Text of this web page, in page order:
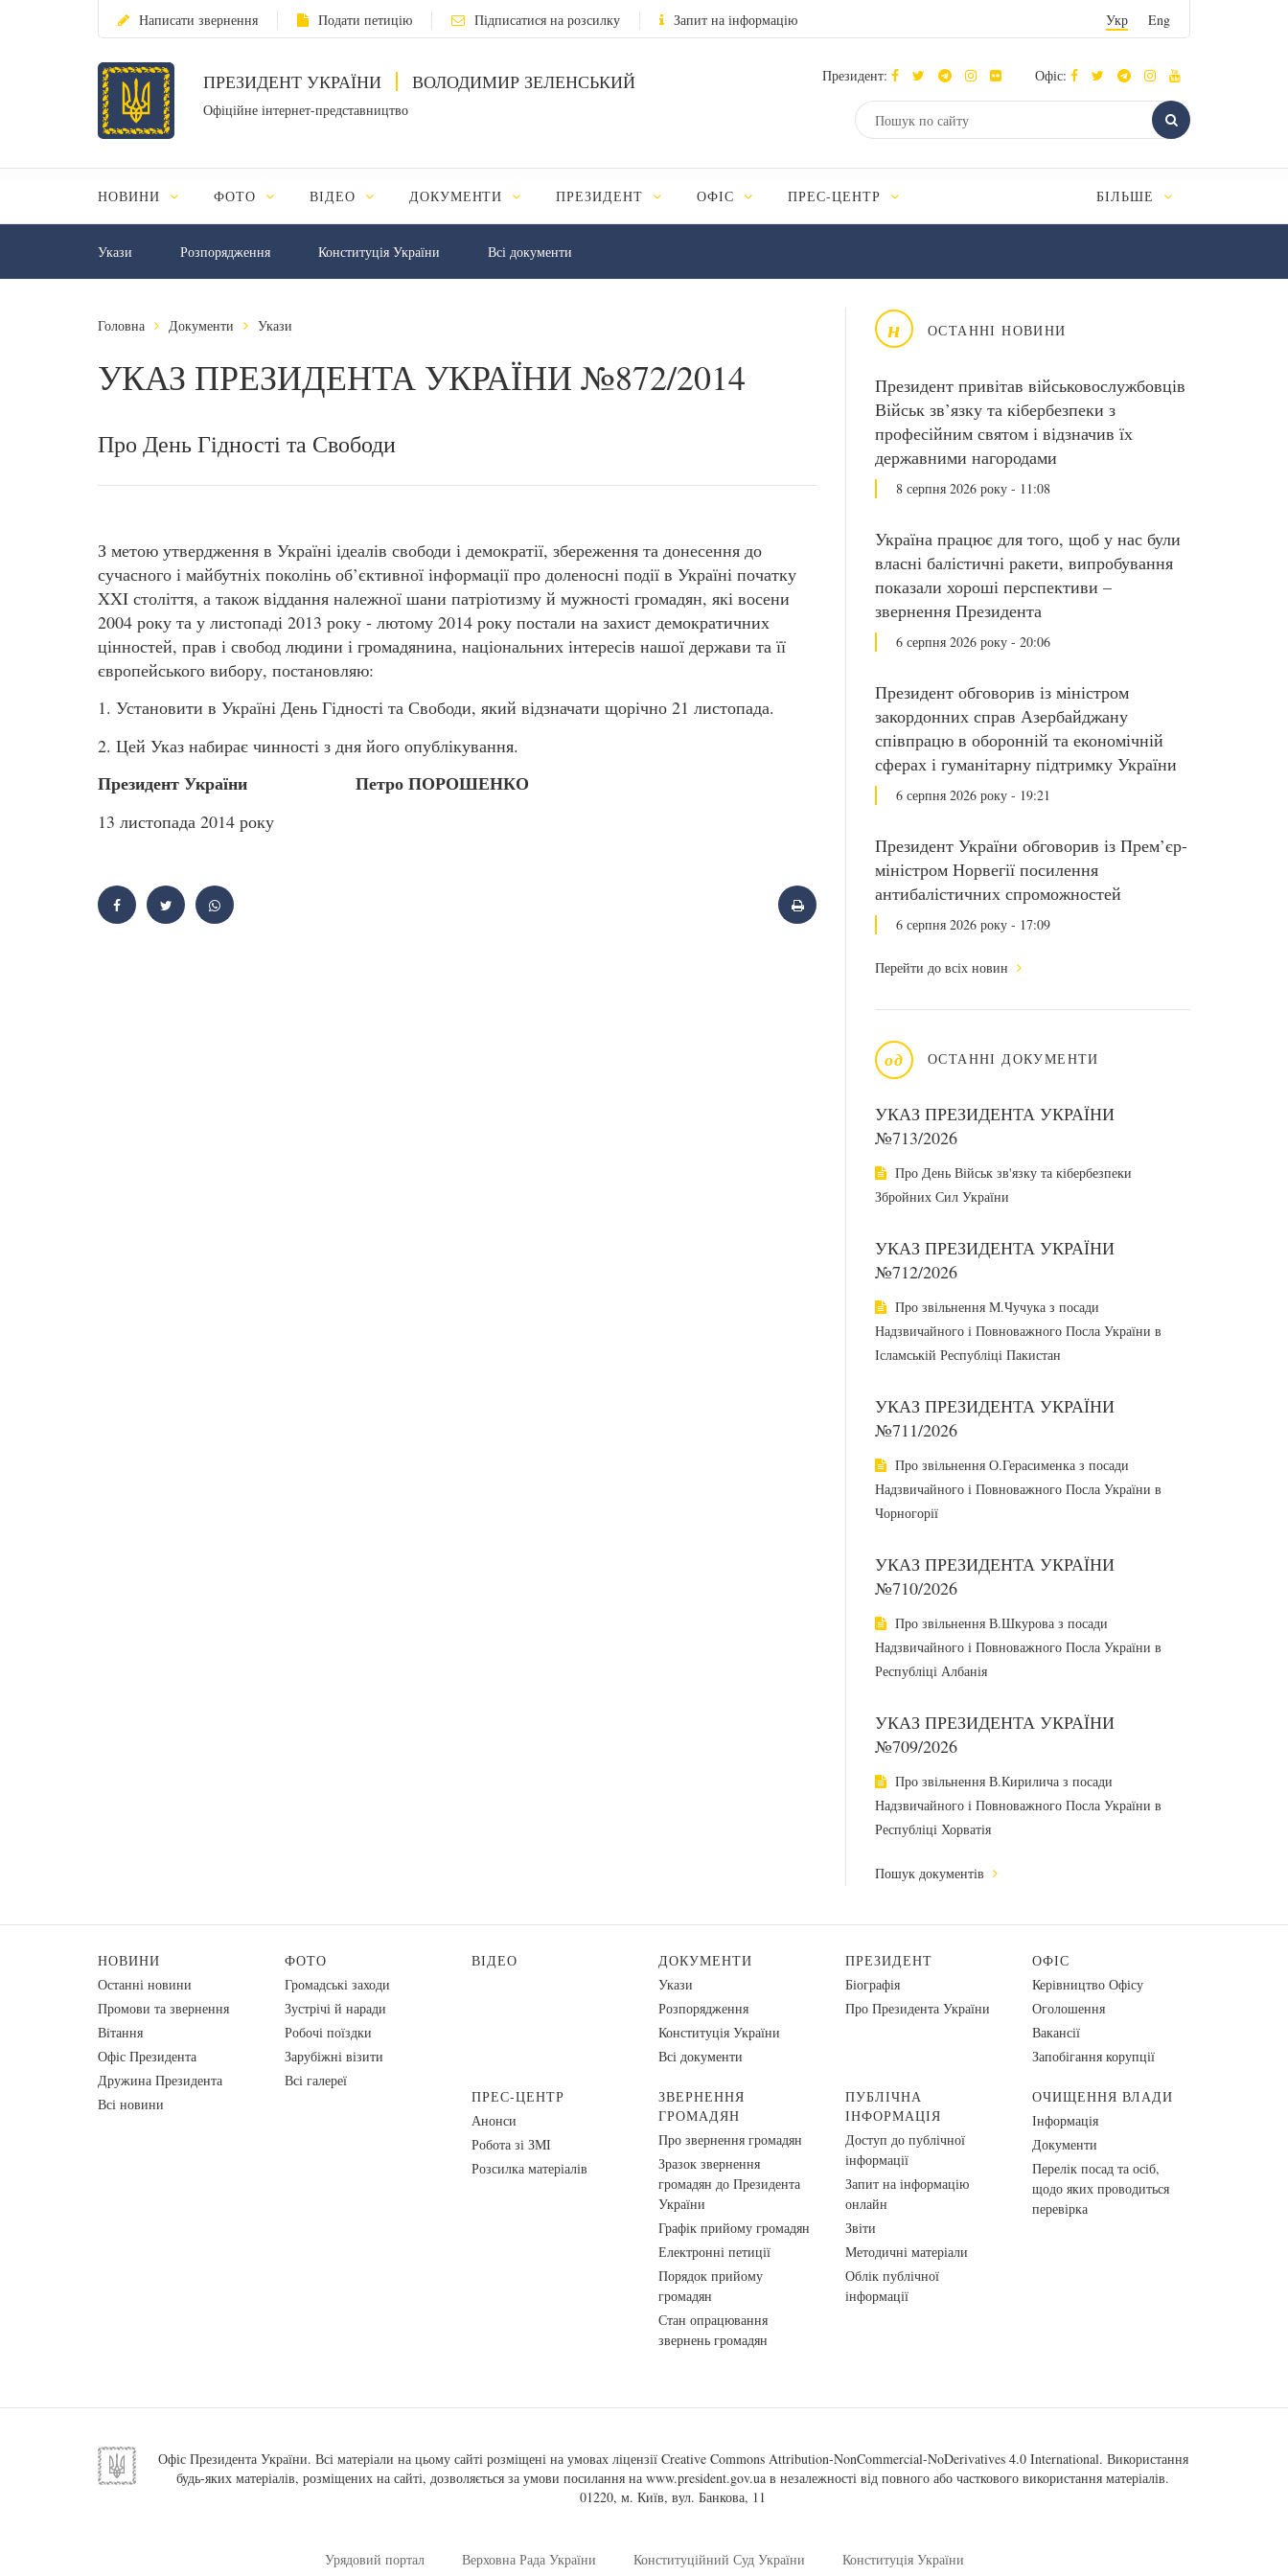
Написати звернення Подати петицію Підписатися на розсилку Запит на інформацію Укр Eng
ПРЕЗИДЕНТ УКРАЇНИ ВОЛОДИМИР ЗЕЛЕНСЬКИЙ
Офіційне інтернет-представництво
Президент: Офіс:
НОВИНИ ФОТО ВІДЕО ДОКУМЕНТИ ПРЕЗИДЕНТ ОФІС ПРЕС-ЦЕНТР БІЛЬШЕ
Укази Розпорядження Конституція України Всі документи
н ОСТАННІ НОВИНИ
Президент привітав військовослужбовців
Військ зв’язку та кібербезпеки з
професійним святом і відзначив їх
державними нагородами
8 серпня 2026 року - 11:08
Україна працює для того, щоб у нас були
власні балістичні ракети, випробування
показали хороші перспективи –
звернення Президента
6 серпня 2026 року - 20:06
Президент обговорив із міністром
закордонних справ Азербайджану
співпрацю в оборонній та економічній
сферах і гуманітарну підтримку України
6 серпня 2026 року - 19:21
Президент України обговорив із Прем’єр-
міністром Норвегії посилення
антибалістичних спроможностей
6 серпня 2026 року - 17:09
Перейти до всіх новин
од ОСТАННІ ДОКУМЕНТИ
УКАЗ ПРЕЗИДЕНТА УКРАЇНИ
№713/2026
Про День Військ зв'язку та кібербезпеки
Збройних Сил України
УКАЗ ПРЕЗИДЕНТА УКРАЇНИ
№712/2026
Про звільнення М.Чучука з посади
Надзвичайного і Повноважного Посла України в
Ісламській Республіці Пакистан
УКАЗ ПРЕЗИДЕНТА УКРАЇНИ
№711/2026
Про звільнення О.Герасименка з посади
Надзвичайного і Повноважного Посла України в
Чорногорії
УКАЗ ПРЕЗИДЕНТА УКРАЇНИ
№710/2026
Про звільнення В.Шкурова з посади
Надзвичайного і Повноважного Посла України в
Республіці Албанія
УКАЗ ПРЕЗИДЕНТА УКРАЇНИ
№709/2026
Про звільнення В.Кирилича з посади
Надзвичайного і Повноважного Посла України в
Республіці Хорватія
Пошук документів
Головна Документи Укази
УКАЗ ПРЕЗИДЕНТА УКРАЇНИ №872/2014
Про День Гідності та Свободи
З метою утвердження в Україні ідеалів свободи і демократії, збереження та донесення до
сучасного і майбутніх поколінь об’єктивної інформації про доленосні події в Україні початку
XXI століття, а також віддання належної шани патріотизму й мужності громадян, які восени
2004 року та у листопаді 2013 року - лютому 2014 року постали на захист демократичних
цінностей, прав і свобод людини і громадянина, національних інтересів нашої держави та її
європейського вибору, постановляю:
1. Установити в Україні День Гідності та Свободи, який відзначати щорічно 21 листопада.
2. Цей Указ набирає чинності з дня його опублікування.
Президент України Петро ПОРОШЕНКО
13 листопада 2014 року
НОВИНИ
Останні новини
Промови та звернення
Вiтання
Офіс Президента
Дружина Президента
Всі новини
ФОТО
Громадські заходи
Зустрічі й наради
Робочі поїздки
Зарубіжні візити
Всі галереї
ВІДЕО
ДОКУМЕНТИ
Укази
Розпорядження
Конституція України
Всі документи
ПРЕЗИДЕНТ
Біографія
Про Президента України
ОФІС
Керівництво Офісу
Оголошення
Вакансії
Запобігання корупції
ПРЕС-ЦЕНТР
Анонси
Робота зі ЗМІ
Розсилка матеріалів
ЗВЕРНЕННЯ
ГРОМАДЯН
Про звернення громадян
Зразок звернення
громадян до Президента
України
Графік прийому громадян
Електронні петиції
Порядок прийому
громадян
Стан опрацювання
звернень громадян
ПУБЛІЧНА
ІНФОРМАЦІЯ
Доступ до публічної
інформації
Запит на інформацію
онлайн
Звіти
Методичні матеріали
Облік публічної
інформації
ОЧИЩЕННЯ ВЛАДИ
Інформація
Документи
Перелік посад та осіб,
щодо яких проводиться
перевірка
Офіс Президента України. Всі матеріали на цьому сайті розміщені на умовах ліцензії Creative Commons Attribution-NonCommercial-NoDerivatives 4.0 International. Використання
будь-яких матеріалів, розміщених на сайті, дозволяється за умови посилання на www.president.gov.ua в незалежності від повного або часткового використання матеріалів.
01220, м. Київ, вул. Банкова, 11
Урядовий портал Верховна Рада України Конституційний Суд України Конституція України